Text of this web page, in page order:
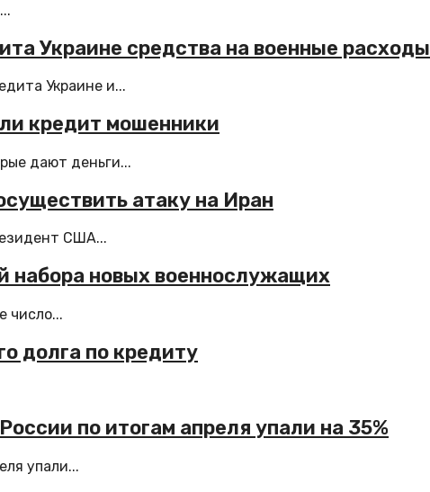
Украине средства на военные расходы
Украине и...
кредит мошенники
дают деньги...
атаку на Иран
США...
набора новых военнослужащих
число...
долга по кредиту
по итогам апреля упали на 35%
упали...